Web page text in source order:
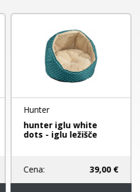
Hunter
hunter iglu white
dots - iglu ležišče
Cena: 39,00 €